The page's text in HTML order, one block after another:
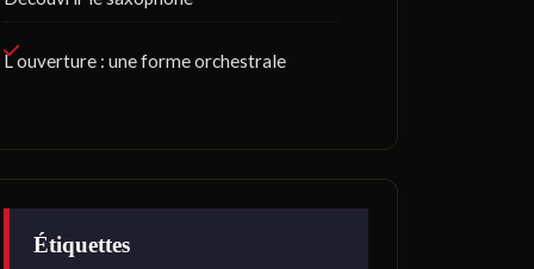
L ouverture : une forme orchestrale
Étiquettes